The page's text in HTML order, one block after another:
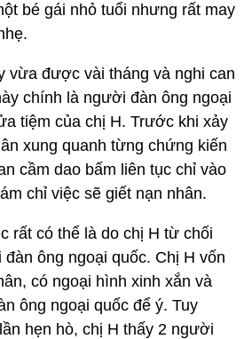
bé gái nhỏ tuổi nhưng rất may
vừa được vài tháng và nghi can
chính là người đàn ông ngoại
tiệm của chị H. Trước khi xảy
xung quanh từng chứng kiến
cầm dao bấm liên tục chỉ vào
chỉ việc sẽ giết nạn nhân.
rất có thể là do chị H từ chối
ông ngoại quốc. Chị H vốn
có ngoại hình xinh xắn và
ông ngoại quốc để ý. Tuy
hẹn hò, chị H thấy 2 người